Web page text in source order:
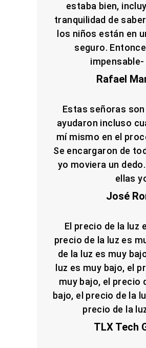
estaba bien,
tranquilidad de
los niños están en
seguro.
impensable-
Rafael
Estas señoras
ayudaron incluso
mí mismo en el
Se encargaron de
yo moviera un
ellas
José
El precio de la luz
precio de la luz es
de la luz es muy
luz es muy bajo, el
muy bajo, el precio
bajo, el precio de la
precio de la
TLX Tech